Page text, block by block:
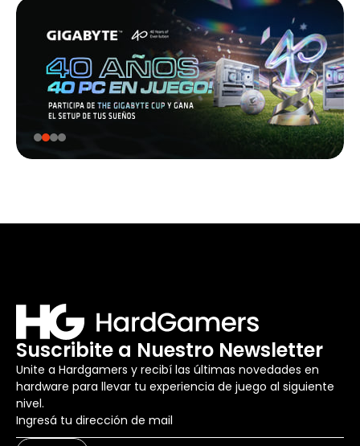
Suscribite a Nuestro Newsletter
Unite a Hardgamers y recibí las últimas novedades en
hardware para llevar tu experiencia de juego al siguiente
nivel.